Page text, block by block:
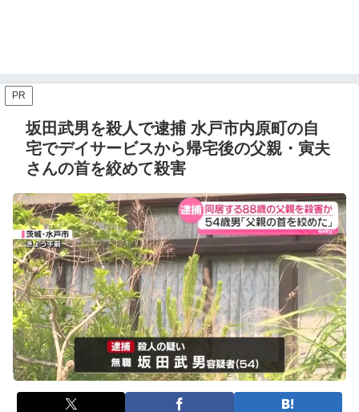
PR
坂田武男を殺人で逮捕 水戸市内原町の自
宅でデイサービスから帰宅後の父親・寅夫
さんの首を絞めて殺害